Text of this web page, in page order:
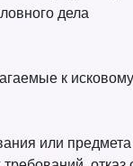
дела
к
или